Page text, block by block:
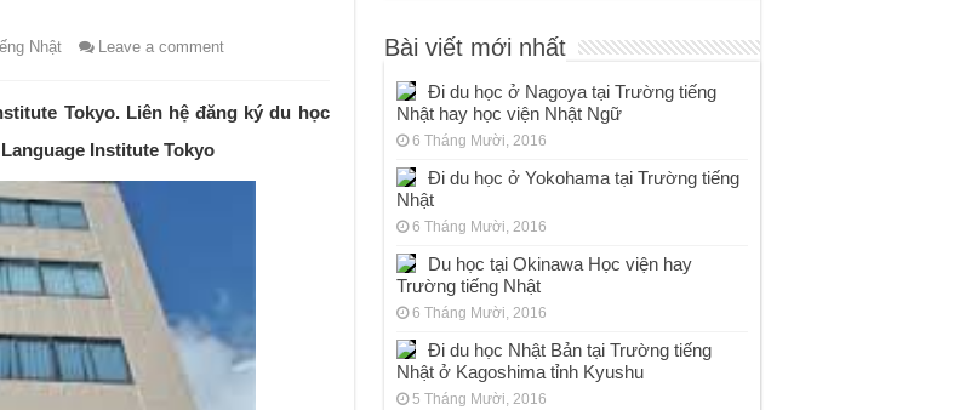
Nhật
Leave a comment
Tokyo. Liên hệ đăng ký du học
Institute Tokyo
Bài viết mới nhất
Đi du học ở Nagoya tại Trường tiếng
Nhật hay học viện Nhật Ngữ
6 Tháng Mười, 2016
Đi du học ở Yokohama tại Trường tiếng
Nhật
6 Tháng Mười, 2016
Du học tại Okinawa Học viện hay
Trường tiếng Nhật
6 Tháng Mười, 2016
Đi du học Nhật Bản tại Trường tiếng
Nhật ở Kagoshima tỉnh Kyushu
5 Tháng Mười, 2016